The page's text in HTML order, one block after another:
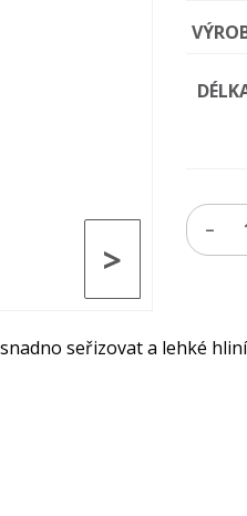
>
seřizovat a lehké